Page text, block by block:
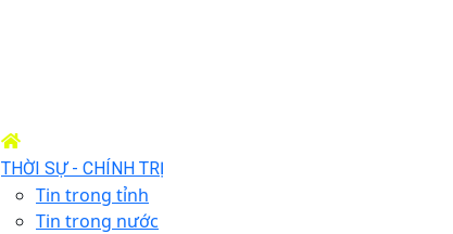
THỜI SỰ - CHÍNH TRỊ
Tin trong tỉnh
Tin trong nước